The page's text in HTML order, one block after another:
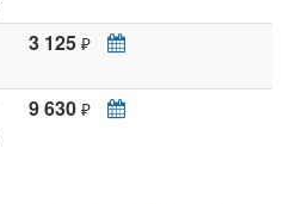
3 125 ₽
9 630 ₽